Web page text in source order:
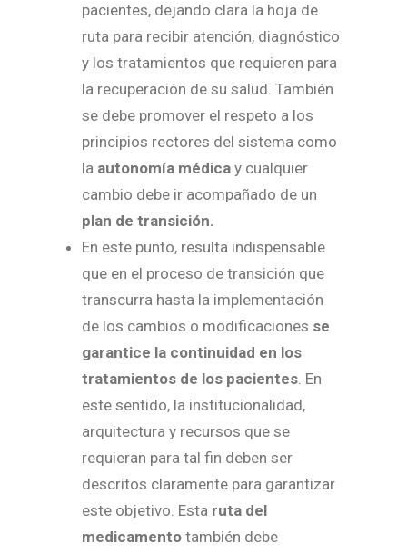
pacientes, dejando clara la hoja de
ruta para recibir atención, diagnóstico
y los tratamientos que requieren para
la recuperación de su salud. También
se debe promover el respeto a los
principios rectores del sistema como
la autonomía médica y cualquier
cambio debe ir acompañado de un
plan de transición.
En este punto, resulta indispensable
que en el proceso de transición que
transcurra hasta la implementación
de los cambios o modificaciones se
garantice la continuidad en los
tratamientos de los pacientes. En
este sentido, la institucionalidad,
arquitectura y recursos que se
requieran para tal fin deben ser
descritos claramente para garantizar
este objetivo. Esta ruta del
medicamento también debe